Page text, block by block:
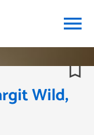
menu
bookmark_border
Wild,